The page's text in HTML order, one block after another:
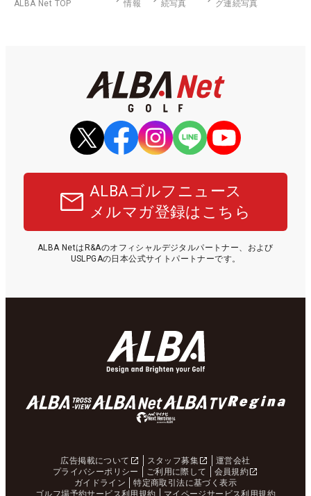
ALBA Net TOP
情報
続写真
グ連続写真
ALBAゴルフニュース
メルマガ登録はこちら
ALBA NetはR&Aのオフィシャルデジタルパートナー、および
USLPGAの日本公式サイトパートナーです。
広告掲載について スタッフ募集
運営会社
プライバシーポリシー
ご利用に際して
会員規約
ガイドライン
特定商取引法に基づく表示
ゴルフ場予約サービス利用規約
マイページサービス利用規約